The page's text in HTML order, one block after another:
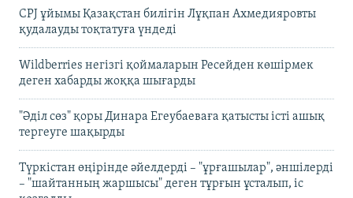
CPJ ұйымы Қазақстан билігін Лұқпан Ахмедияровты
қудалауды тоқтатуға үндеді
Wildberries негізгі қоймаларын Ресейден көшірмек
деген хабарды жоққа шығарды
"Әділ сөз" қоры Динара Егеубаеваға қатысты істі ашық
тергеуге шақырды
Түркістан өңірінде әйелдерді – "ұрғашылар", әншілерді
– "шайтанның жаршысы" деген тұрғын ұсталып, іс